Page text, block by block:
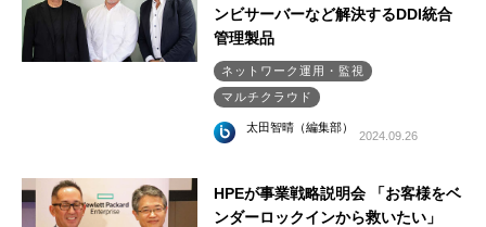
ンビサーバーなど解決するDDI統合
管理製品
ネットワーク運用・監視
マルチクラウド
太田智晴（編集部）
2024.09.26
HPEが事業戦略説明会 「お客様をベ
ンダーロックインから救いたい」